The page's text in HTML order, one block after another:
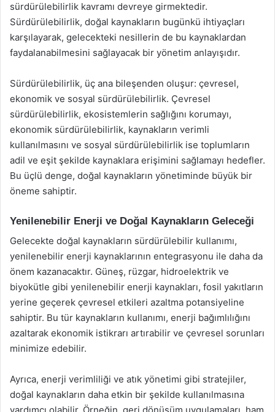
sürdürülebilirlik kavramı devreye girmektedir.
Sürdürülebilirlik, doğal kaynakların bugünkü ihtiyaçları
karşılayarak, gelecekteki nesillerin de bu kaynaklardan
faydalanabilmesini sağlayacak bir yönetim anlayışıdır.
Sürdürülebilirlik, üç ana bileşenden oluşur: çevresel,
ekonomik ve sosyal sürdürülebilirlik. Çevresel
sürdürülebilirlik, ekosistemlerin sağlığını korumayı,
ekonomik sürdürülebilirlik, kaynakların verimli
kullanılmasını ve sosyal sürdürülebilirlik ise toplumların
adil ve eşit şekilde kaynaklara erişimini sağlamayı hedefler.
Bu üçlü denge, doğal kaynakların yönetiminde büyük bir
öneme sahiptir.
Yenilenebilir Enerji ve Doğal Kaynakların Geleceği
Gelecekte doğal kaynakların sürdürülebilir kullanımı,
yenilenebilir enerji kaynaklarının entegrasyonu ile daha da
önem kazanacaktır. Güneş, rüzgar, hidroelektrik ve
biyokütle gibi yenilenebilir enerji kaynakları, fosil yakıtların
yerine geçerek çevresel etkileri azaltma potansiyeline
sahiptir. Bu tür kaynakların kullanımı, enerji bağımlılığını
azaltarak ekonomik istikrarı artırabilir ve çevresel sorunları
minimize edebilir.
Ayrıca, enerji verimliliği ve atık yönetimi gibi stratejiler,
doğal kaynakların daha etkin bir şekilde kullanılmasına